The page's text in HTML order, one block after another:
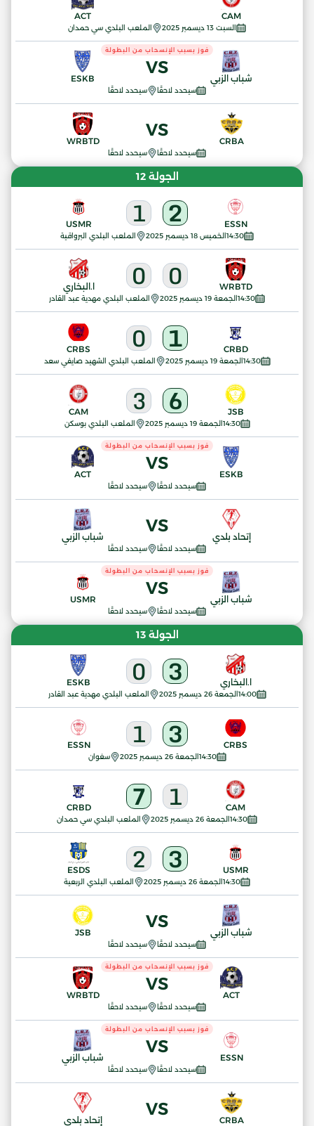
السبت 13 ديسمبر 2025 الملعب البلدي سي حمدان
CAM
ACT
سيحدد لاحقًا سيحدد لاحقًا
شباب الزبي
VS
فوز بسبب الإنسحاب من البطولة
ESKB
سيحدد لاحقًا سيحدد لاحقًا
CRBA
VS
WRBTD
الجولة 12
14:30الخميس 18 ديسمبر 2025 الملعب البلدي البرواقية
ESSN
2
1
USMR
14:30الجمعة 19 ديسمبر 2025 الملعب البلدي مهدية عبد القادر
WRBTD
0
0 ا.البخاري
14:30الجمعة 19 ديسمبر 2025 الملعب البلدي الشهيد صايفي سعد
CRBD
1
0
CRBS
14:30الجمعة 19 ديسمبر 2025 الملعب البلدي بوسكن
JSB
6
3
CAM
سيحدد لاحقًا سيحدد لاحقًا
ESKB
VS
فوز بسبب الإنسحاب من البطولة
ACT
سيحدد لاحقًا سيحدد لاحقًا
إتحاد بلدي
VS
شباب الزبي
سيحدد لاحقًا سيحدد لاحقًا
شباب الزبي
VS
فوز بسبب الإنسحاب من البطولة
USMR
الجولة 13
14:00الجمعة 26 ديسمبر 2025 الملعب البلدي مهدية عبد القادر
ا.البخاري 3
0
ESKB
14:30الجمعة 26 ديسمبر 2025 سغوان
CRBS
3
1
ESSN
14:30الجمعة 26 ديسمبر 2025 الملعب البلدي سي حمدان
CAM
1
7
CRBD
14:30الجمعة 26 ديسمبر 2025 الملعب البلدي الربعية
USMR
3
2
ESDS
سيحدد لاحقًا سيحدد لاحقًا
شباب الزبي
VS
JSB
سيحدد لاحقًا سيحدد لاحقًا
ACT
VS
فوز بسبب الإنسحاب من البطولة
WRBTD
سيحدد لاحقًا سيحدد لاحقًا
ESSN
VS
فوز بسبب الإنسحاب من البطولة
شباب الزبي
CRBA
VS
إتحاد بلدي